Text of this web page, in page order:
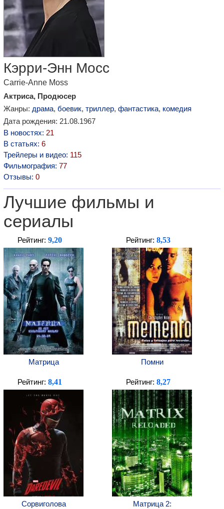
Кэрри-Энн Мосс
Carrie-Anne Moss
Актриса, Продюсер
Жанры: драма, боевик, триллер, фантастика, комедия
Дата рождения: 21.08.1967
В новостях: 21
В статьях: 6
Трейлеры и видео: 115
Фильмография: 77
Отзывы: 0
Лучшие фильмы и
сериалы
Рейтинг: 9,20
Матрица
Рейтинг: 8,53
Помни
Рейтинг: 8,41
Сорвиголова
Рейтинг: 8,27
Матрица 2: